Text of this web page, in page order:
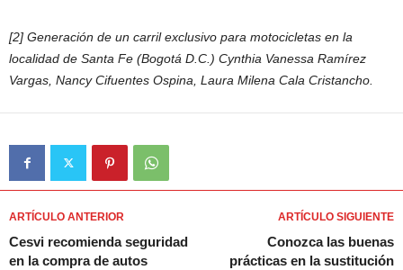
[2] Generación de un carril exclusivo para motocicletas en la
localidad de Santa Fe (Bogotá D.C.) Cynthia Vanessa Ramírez
Vargas, Nancy Cifuentes Ospina, Laura Milena Cala Cristancho.
ARTÍCULO ANTERIOR
Cesvi recomienda seguridad
en la compra de autos
ARTÍCULO SIGUIENTE
Conozca las buenas
prácticas en la sustitución